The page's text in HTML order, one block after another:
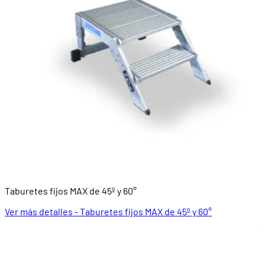
Taburetes fijos MAX de 45º y 60°
Ver más detalles - Taburetes fijos MAX de 45º y 60°